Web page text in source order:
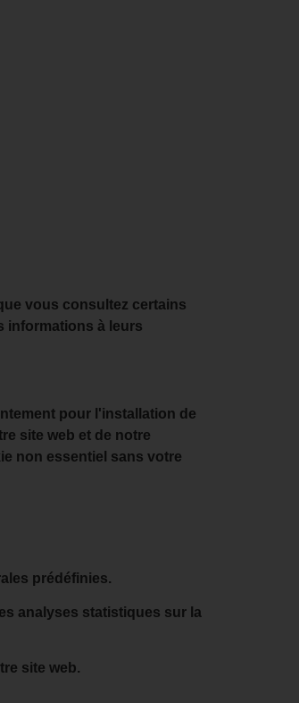
vous consultez certains
informations à leurs
pour l'installation de
site web et de notre
non essentiel sans votre
prédéfinies.
analyses statistiques sur la
site web.